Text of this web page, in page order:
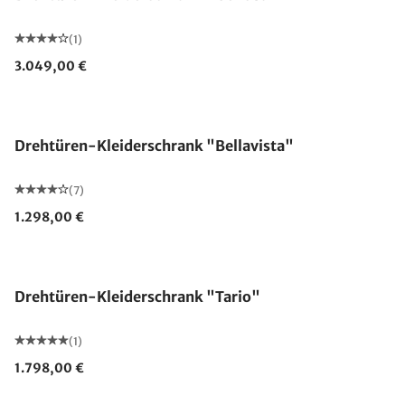
(1)
3.049,00 €
Drehtüren-Kleiderschrank "Bellavista"
(7)
1.298,00 €
Drehtüren-Kleiderschrank "Tario"
(1)
1.798,00 €